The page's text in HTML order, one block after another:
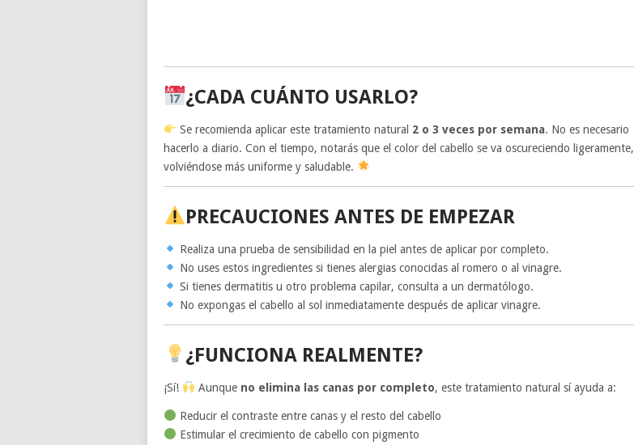
¿CADA CUÁNTO USARLO?
Se recomienda aplicar este tratamiento natural 2 o 3 veces por semana. No es necesario
hacerlo a diario. Con el tiempo, notarás que el color del cabello se va oscureciendo ligeramente,
volviéndose más uniforme y saludable.
PRECAUCIONES ANTES DE EMPEZAR
Realiza una prueba de sensibilidad en la piel antes de aplicar por completo.
No uses estos ingredientes si tienes alergias conocidas al romero o al vinagre.
Si tienes dermatitis u otro problema capilar, consulta a un dermatólogo.
No expongas el cabello al sol inmediatamente después de aplicar vinagre.
¿FUNCIONA REALMENTE?
¡Sí! Aunque no elimina las canas por completo, este tratamiento natural sí ayuda a:
Reducir el contraste entre canas y el resto del cabello
Estimular el crecimiento de cabello con pigmento